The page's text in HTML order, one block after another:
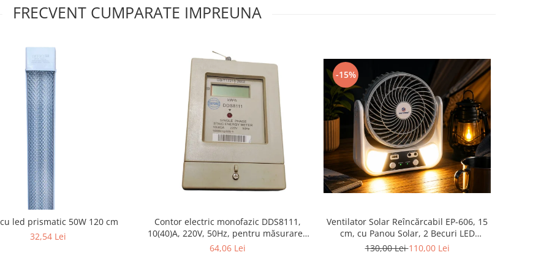
FRECVENT CUMPARATE IMPREUNA
led prismatic 50W 120 cm
32,54 Lei
Contor electric monofazic DDS8111,
10(40)A, 220V, 50Hz, pentru măsurarea
consumului de energie electrică
64,06 Lei
-15%
Ventilator Solar Reîncărcabil EP-606, 15
cm, cu Panou Solar, 2 Becuri LED
Incluse, Acumulator 3000 mAh, USB
130,00 Lei110,00 Lei